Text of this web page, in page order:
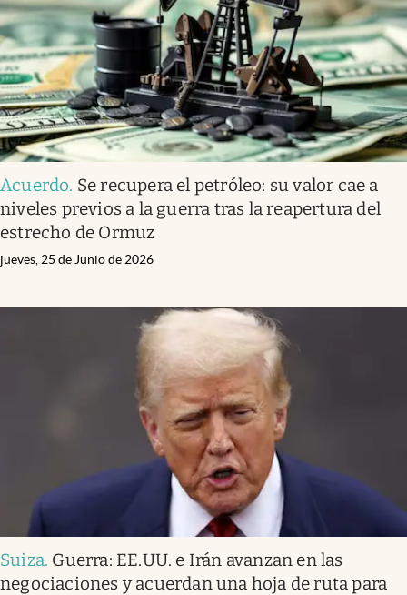
Acuerdo. Se recupera el petróleo: su valor cae a
niveles previos a la guerra tras la reapertura del
estrecho de Ormuz
jueves, 25 de Junio de 2026
Suiza. Guerra: EE.UU. e Irán avanzan en las
negociaciones y acuerdan una hoja de ruta para